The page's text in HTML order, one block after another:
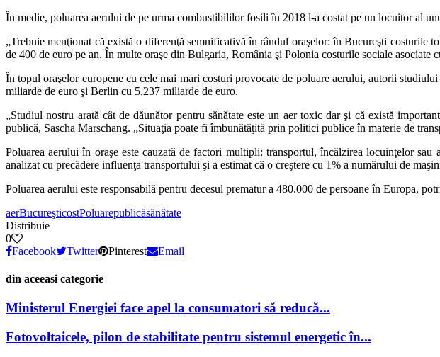
În medie, poluarea aerului de pe urma combustibililor fosili în 2018 l-a costat pe un locuitor al
„Trebuie menţionat că există o diferenţă semnificativă în rândul oraşelor: în Bucureşti costurile
de 400 de euro pe an. În multe oraşe din Bulgaria, România şi Polonia costurile sociale
În topul oraşelor europene cu cele mai mari costuri provocate de poluare aerului, autorii
miliarde de euro şi Berlin cu 5,237 miliarde de euro.
„Studiul nostru arată cât de dăunător pentru sănătate este un aer toxic dar şi că există
publică, Sascha Marschang. „Situaţia poate fi îmbunătăţită prin politici publice în materie de
Poluarea aerului în oraşe este cauzată de factori multipli: transportul, încălzirea locuinţelor
analizat cu precădere influenţa transportului şi a estimat că o creştere cu 1% a numărului de
Poluarea aerului este responsabilă pentru decesul prematur a 480.000 de persoane în Europa,
aerBucureşticostPoluarepublicăsănătate
Distribuie
0
Facebook
Twitter Pinterest Email
din aceeasi categorie
Ministerul Energiei face apel la consumatori să reducă...
Fotovoltaicele, pilon de stabilitate pentru sistemul energetic în...